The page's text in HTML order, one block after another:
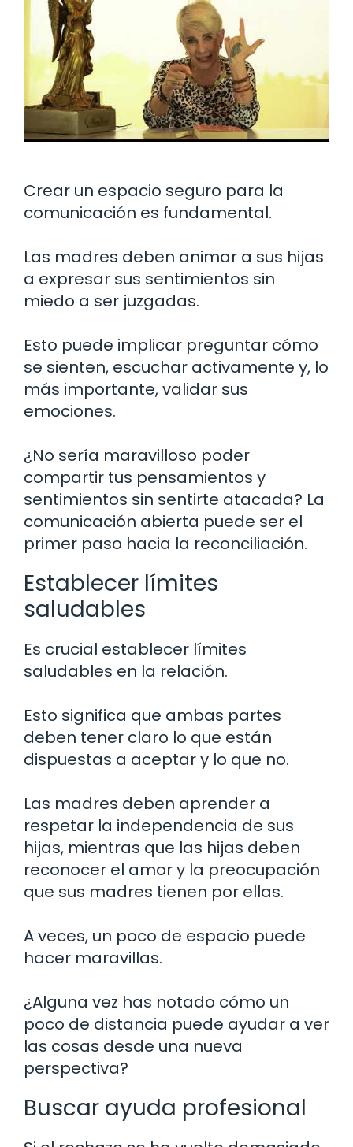
Crear un espacio seguro para la
comunicación es fundamental.
Las madres deben animar a sus hijas
a expresar sus sentimientos sin
miedo a ser juzgadas.
Esto puede implicar preguntar cómo
se sienten, escuchar activamente y, lo
más importante, validar sus
emociones.
¿No sería maravilloso poder
compartir tus pensamientos y
sentimientos sin sentirte atacada? La
comunicación abierta puede ser el
primer paso hacia la reconciliación.
Establecer límites
saludables
Es crucial establecer límites
saludables en la relación.
Esto significa que ambas partes
deben tener claro lo que están
dispuestas a aceptar y lo que no.
Las madres deben aprender a
respetar la independencia de sus
hijas, mientras que las hijas deben
reconocer el amor y la preocupación
que sus madres tienen por ellas.
A veces, un poco de espacio puede
hacer maravillas.
¿Alguna vez has notado cómo un
poco de distancia puede ayudar a ver
las cosas desde una nueva
perspectiva?
Buscar ayuda profesional